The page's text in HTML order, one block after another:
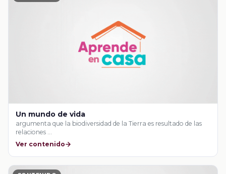
Un mundo de vida
argumenta que la biodiversidad de la Tierra es resultado de las
relaciones …
Ver contenido